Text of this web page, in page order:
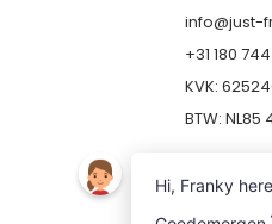
info@just-
+31 180
KVK:
BTW: NL85